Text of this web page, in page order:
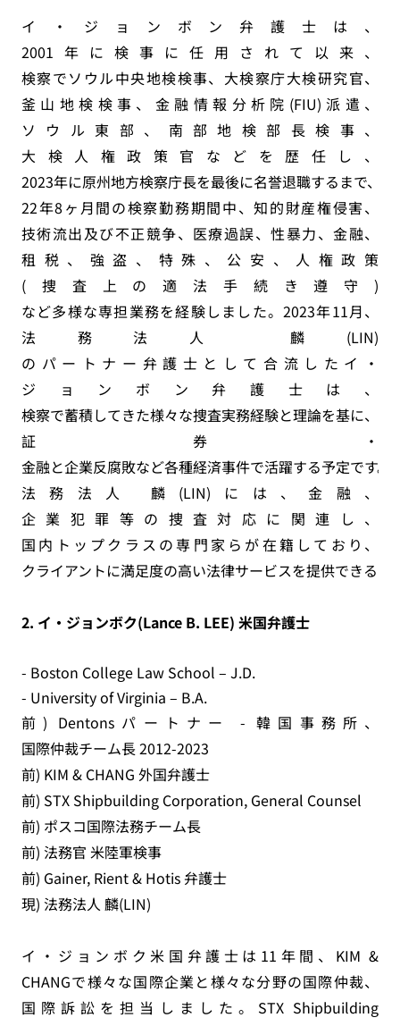
イ・ジョンボン弁護士は、
2001年に検事に任用されて以来、
検察でソウル中央地検検事、大検察庁大検研究官、
釜山地検検事、金融情報分析院(FIU)派遣、
ソウル東部、南部地検部長検事、
大検人権政策官などを歴任し、
2023年に原州地方検察庁長を最後に名誉退職するまで、
22年8ヶ月間の検察勤務期間中、知的財産権侵害、
技術流出及び不正競争、医療過誤、性暴力、金融、
租税、強盗、特殊、公安、人権政策
(捜査上の適法手続き遵守)
など多様な専担業務を経験しました。2023年11月、
法務法人 麟(LIN)
のパートナー弁護士として合流したイ・
ジョンボン弁護士は、
検察で蓄積してきた様々な捜査実務経験と理論を基に、
証券・
金融と企業反腐敗など各種経済事件で活躍する予定です。
法務法人 麟(LIN)には、金融、
企業犯罪等の捜査対応に関連し、
国内トップクラスの専門家らが在籍しており、
クライアントに満足度の高い法律サービスを提供できるよ
2. イ・ジョンボク(Lance B. LEE) 米国弁護士
- Boston College Law School – J.D.
- University of Virginia – B.A.
前) Dentonsパートナー - 韓国事務所、
国際仲裁チーム長 2012-2023
前) KIM & CHANG 外国弁護士
前) STX Shipbuilding Corporation, General Counsel
前) ポスコ国際法務チーム長
前) 法務官 米陸軍検事
前) Gainer, Rient & Hotis 弁護士
現) 法務法人 麟(LIN)
イ・ジョンボク米国弁護士は11年間、KIM &
CHANGで様々な国際企業と様々な分野の国際仲裁、
国際訴訟を担当しました。STX Shipbuilding